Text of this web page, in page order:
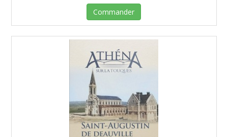
Commander